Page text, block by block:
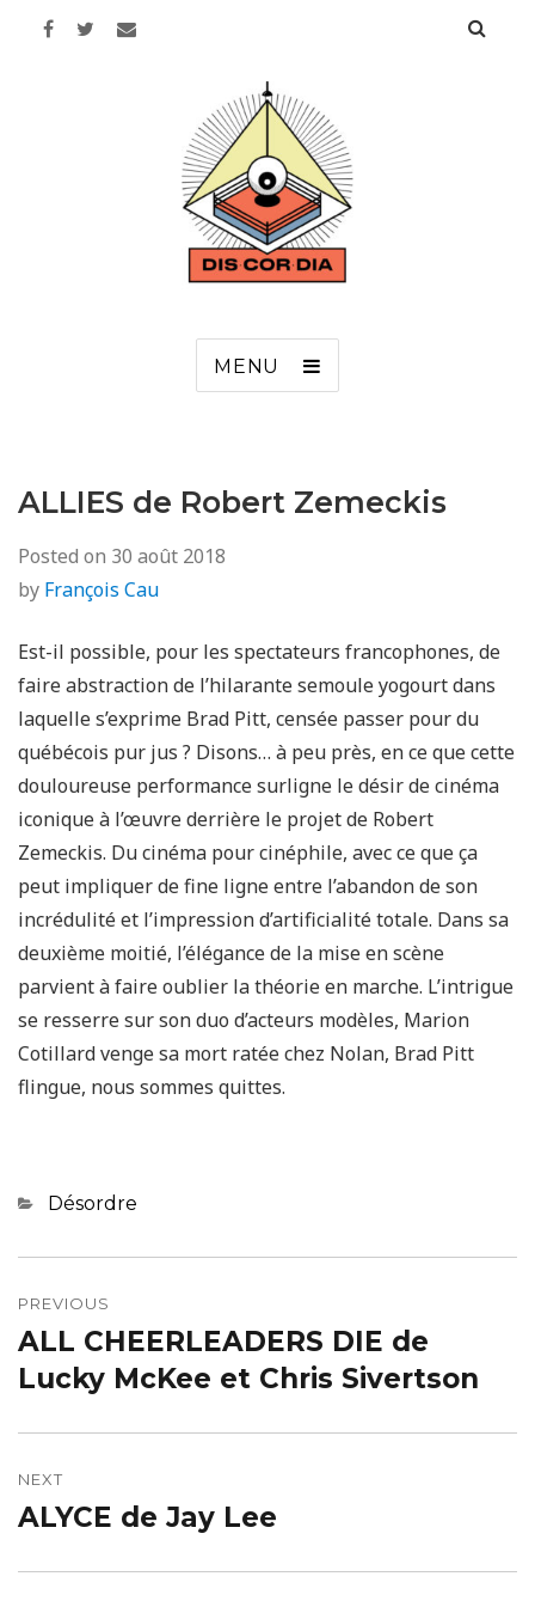
MENU
ALLIES de Robert Zemeckis
Posted on 30 août 2018
by François Cau
Est-il possible, pour les spectateurs francophones, de
faire abstraction de l’hilarante semoule yogourt dans
laquelle s’exprime Brad Pitt, censée passer pour du
québécois pur jus ? Disons… à peu près, en ce que cette
douloureuse performance surligne le désir de cinéma
iconique à l’œuvre derrière le projet de Robert
Zemeckis. Du cinéma pour cinéphile, avec ce que ça
peut impliquer de fine ligne entre l’abandon de son
incrédulité et l’impression d’artificialité totale. Dans sa
deuxième moitié, l’élégance de la mise en scène
parvient à faire oublier la théorie en marche. L’intrigue
se resserre sur son duo d’acteurs modèles, Marion
Cotillard venge sa mort ratée chez Nolan, Brad Pitt
flingue, nous sommes quittes.
Categories
Désordre
de
l’article
PREVIOUS
Previous
post:
ALL CHEERLEADERS DIE de
Lucky McKee et Chris Sivertson
NEXT
Next
ALYCE de Jay Lee